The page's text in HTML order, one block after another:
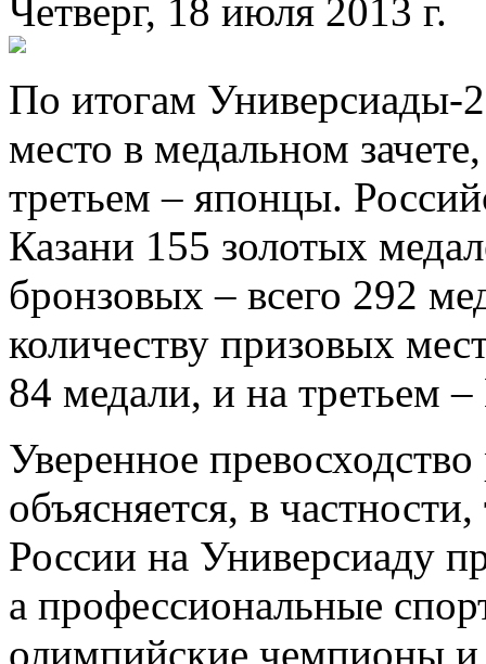
Четверг, 18 июля 2013 г.
По итогам Универсиады-
место в медальном зачете
третьем – японцы.
Казани 155 золотых
бронзовых – всего 292
количеству призовых
84 медали, и на третьем
Уверенное
объясняется, в
России на Универсиаду
а профессиональные
олимпийские чемпионы